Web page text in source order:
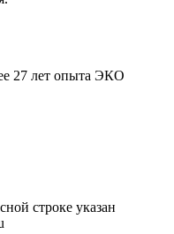
27 лет опыта ЭКО
строке указан